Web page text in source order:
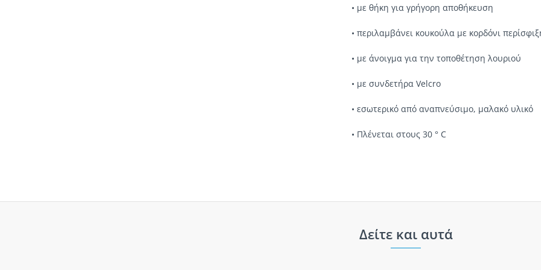
• με θήκη για γρήγορη αποθήκευση
• περιλαμβάνει κουκούλα με κορδόνι
• με άνοιγμα για την τοποθέτηση λουριού
• με συνδετήρα Velcro
• εσωτερικό από αναπνεύσιμο, μαλακό υλικό
• Πλένεται στους 30 ° C
Δείτε και αυτά